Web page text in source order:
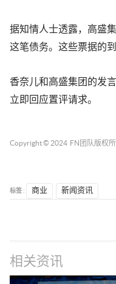
据知情人士透露，高盛
这笔债务。这些票据的
香奈儿和高盛集团的发
立即回应置评请求。
Copyright © 2024 FN团队 版权
标签 : 商业 新闻资讯
相关资讯